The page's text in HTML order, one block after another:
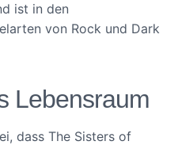
ist in den
von Rock und Dark
Lebensraum
dass The Sisters of